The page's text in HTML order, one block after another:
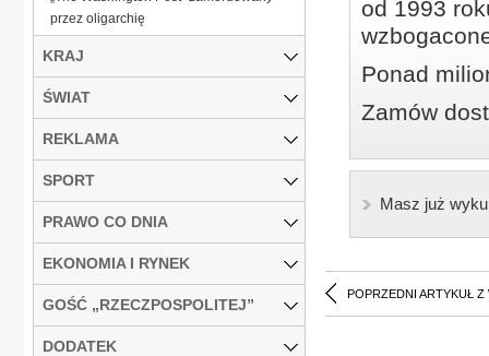
od 1993
Ponad
Zamów
Masz już
POPRZEDNI ARTYKUŁ Z
przez oligarchię
KRAJ
ŚWIAT
REKLAMA
SPORT
PRAWO CO DNIA
EKONOMIA I RYNEK
GOŚĆ „RZECZPOSPOLITEJ”
DODATEK